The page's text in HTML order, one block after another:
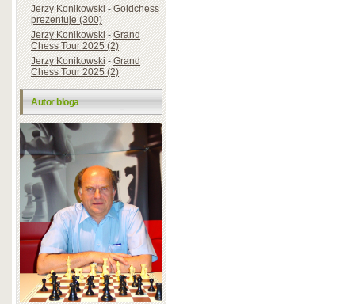
Jerzy Konikowski-Goldchess
prezentuje (300)
Jerzy Konikowski-Grand
Chess Tour 2025 (2)
Jerzy Konikowski-Grand
Chess Tour 2025 (2)
Autor bloga